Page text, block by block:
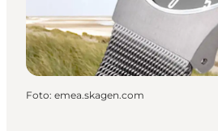
Foto: emea.skagen.com